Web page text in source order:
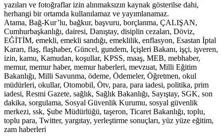
yazıları ve fotoğraflar izin alınmaksızın kaynak gösterilse dahi,
herhangi bir ortamda kullanılamaz ve yayımlanamaz.
Atama, Bağ-Kur’lu, bağkur, başvuru, borçlanma, ÇALIŞAN,
Cumhurbaşkanlığı, dairesi, Danıştay, disiplin cezaları, Döviz,
EĞİTİM, emekli, emekli sandığı, emeklilik, enflasyon, Esastan İptal
Kararı, flaş, flaşhaber, Güncel, gundem, İçişleri Bakanı, işçi, işveren,
izin, kamu, Kamudan, koşullar, KPSS, maaş, MEB, mebhaber,
memur, memur haber, memur haberleri, mevzuat, Milli Eğitim
Bakanlığı, Milli Savunma, ödeme, Ödemeler, Öğretmen, okul
müdürleri, okullar, Otomobil, Ötv, para, para iadesi, politika, prim
iadesi, Resmi Gazete, sağlık, Sağlık Bakanlığı, Sayıştay, SGK, son
dakika, sorgulama, Sosyal Güvenlik Kurumu, sosyal güvenlik
merkezi, ssk, Şube Müdürlüğü, taşeron, Ticaret Bakanlığı, toplu,
toplu para, Twitter, yargıtay, yerleştirme sonuçları, yüz yüze eğitim,
zam haberleri